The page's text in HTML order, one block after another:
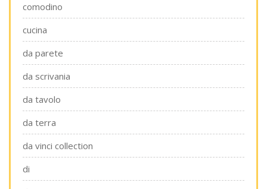
comodino
cucina
da parete
da scrivania
da tavolo
da terra
da vinci collection
di